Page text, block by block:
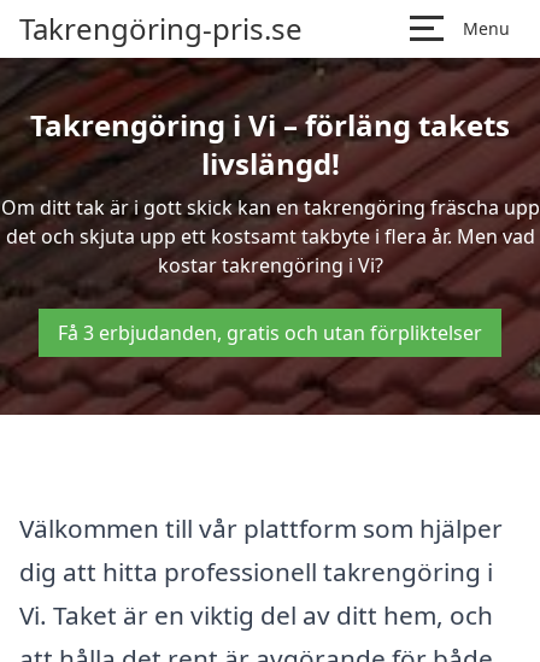
Takrengöring-pris.se Menu
Takrengöring i Vi – förläng takets
livslängd!
Om ditt tak är i gott skick kan en takrengöring fräscha upp
det och skjuta upp ett kostsamt takbyte i flera år. Men vad
kostar takrengöring i Vi?
Få 3 erbjudanden, gratis och utan förpliktelser
Välkommen till vår plattform som hjälper
dig att hitta professionell takrengöring i
Vi. Taket är en viktig del av ditt hem, och